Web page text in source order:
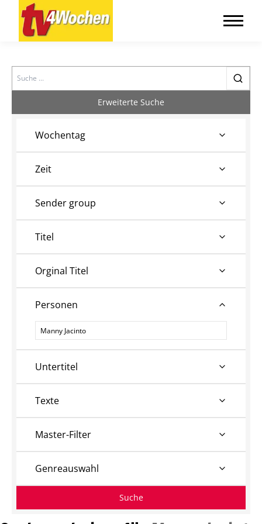
Search
Erweiterte Suche
Wochentag
Zeit
Sender group
Titel
Orginal Titel
Personen
Personen
Untertitel
Texte
Master-Filter
Genreauswahl
Suche